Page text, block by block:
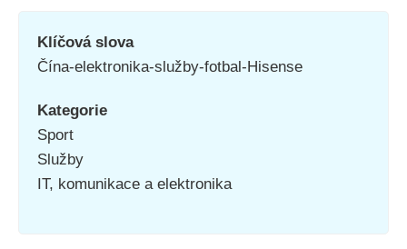
Klíčová slova
Čína-elektronika-služby-fotbal-Hisense
Kategorie
Sport
Služby
IT, komunikace a elektronika